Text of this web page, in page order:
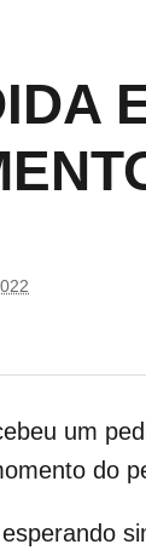
um
do